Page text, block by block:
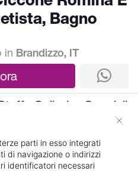
Bagno
in Brandizzo, IT
Galleria
parti in esso integrati
di navigazione o indirizzi
identificatori necessari
×